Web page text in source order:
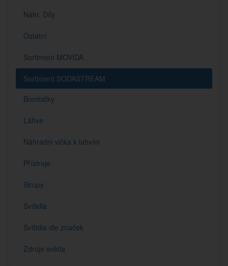
Náhr. Díly
Ostatní
Sortiment MOVIDA
Sortiment SODASTREAM
Bombičky
Láhve
Náhradni vička k lahvím
Přístroje
Sirupy
Svítidla
Svítidla dle značek
Zdroje světla